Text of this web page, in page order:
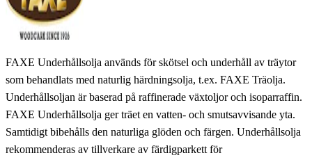
FAXE Underhållsolja används för skötsel och underhåll av träytor
som behandlats med naturlig härdningsolja, t.ex. FAXE Träolja.
Underhållsoljan är baserad på raffinerade växtoljor och isoparraffin.
FAXE Underhållsolja ger träet en vatten- och smutsavvisande yta.
Samtidigt bibehålls den naturliga glöden och färgen. Underhållsolja
rekommenderas av tillverkare av färdigparkett för